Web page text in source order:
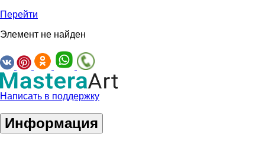
Перейти
Элемент не найден
Написать в поддержку
Информация